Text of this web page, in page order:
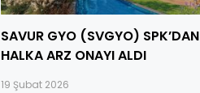
SAVUR GYO (SVGYO) SPK’DAN
HALKA ARZ ONAYI ALDI
19 Şubat 2026